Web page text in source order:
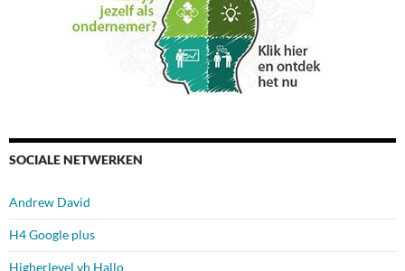
SOCIALE NETWERKEN
Andrew David
H4 Google plus
Higherlevel vh Hallo